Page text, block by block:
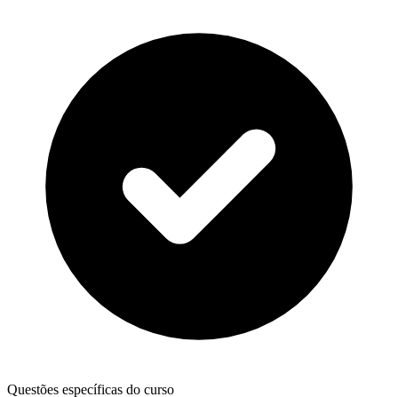
Questões específicas do curso